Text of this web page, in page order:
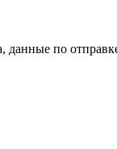
данные по